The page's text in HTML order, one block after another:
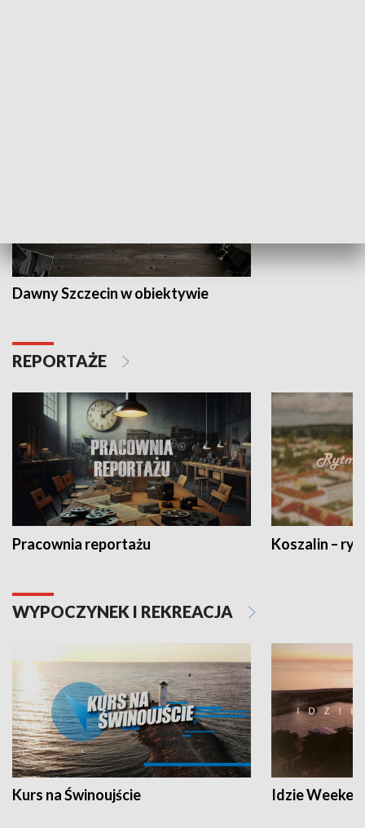
Dawny Szczecin w obiektywie
REPORTAŻE
Pracownia reportażu Koszalin –
WYPOCZYNEK I REKREACJA
Kurs na Świnoujście Idzie